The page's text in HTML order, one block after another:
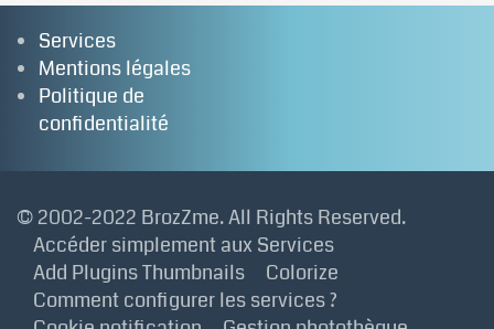
Services
Mentions légales
Politique de
confidentialité
© 2002-2022 BrozZme. All Rights Reserved.
Accéder simplement aux Services
Add Plugins Thumbnails
Colorize
Comment configurer les services ?